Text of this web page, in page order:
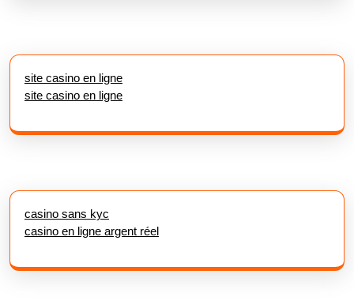
site casino en ligne
site casino en ligne
casino sans kyc
casino en ligne argent réel